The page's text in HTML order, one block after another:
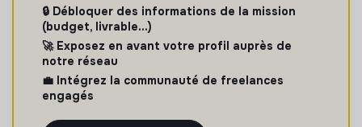
🔒 Débloquer des informations de la mission
(budget, livrable...)
🚀 Exposez en avant votre profil auprès de
notre réseau
💼 Intégrez la communauté de freelances
engagés